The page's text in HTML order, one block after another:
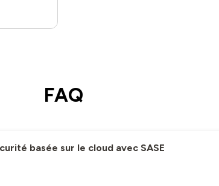
FAQ
basée sur le cloud avec SASE